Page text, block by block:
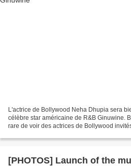
L'actrice de Bollywood Neha Dhupia sera
célèbre star américaine de R&B Ginuwine.
rare de voir des actrices de Bollywood
[PHOTOS] Launch of the